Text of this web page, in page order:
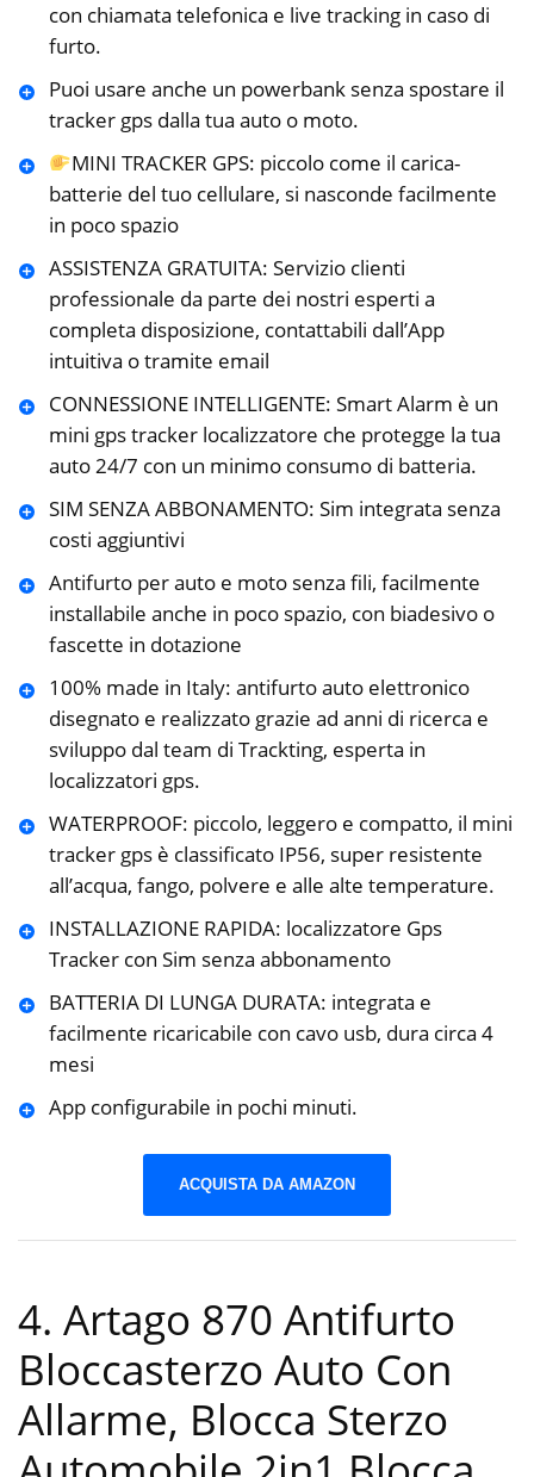
con chiamata telefonica e live tracking in caso di
furto.
Puoi usare anche un powerbank senza spostare il
tracker gps dalla tua auto o moto.
MINI TRACKER GPS: piccolo come il carica-
batterie del tuo cellulare, si nasconde facilmente
in poco spazio
ASSISTENZA GRATUITA: Servizio clienti
professionale da parte dei nostri esperti a
completa disposizione, contattabili dall’App
intuitiva o tramite email
CONNESSIONE INTELLIGENTE: Smart Alarm è un
mini gps tracker localizzatore che protegge la tua
auto 24/7 con un minimo consumo di batteria.
SIM SENZA ABBONAMENTO: Sim integrata senza
costi aggiuntivi
Antifurto per auto e moto senza fili, facilmente
installabile anche in poco spazio, con biadesivo o
fascette in dotazione
100% made in Italy: antifurto auto elettronico
disegnato e realizzato grazie ad anni di ricerca e
sviluppo dal team di Trackting, esperta in
localizzatori gps.
WATERPROOF: piccolo, leggero e compatto, il mini
tracker gps è classificato IP56, super resistente
all’acqua, fango, polvere e alle alte temperature.
INSTALLAZIONE RAPIDA: localizzatore Gps
Tracker con Sim senza abbonamento
BATTERIA DI LUNGA DURATA: integrata e
facilmente ricaricabile con cavo usb, dura circa 4
mesi
App configurabile in pochi minuti.
ACQUISTA DA AMAZON
4. Artago 870 Antifurto
Bloccasterzo Auto Con
Allarme, Blocca Sterzo